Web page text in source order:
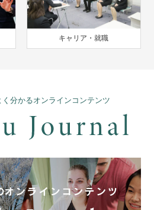
キャリア・就職
分かるオンラインコンテンツ